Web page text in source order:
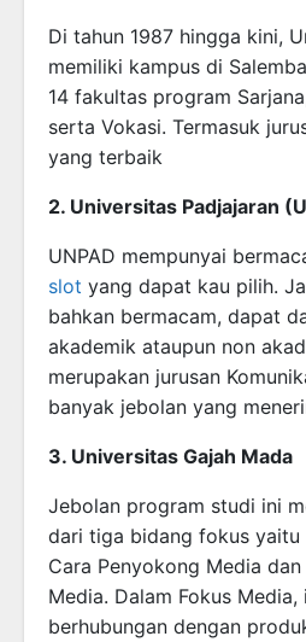
Di tahun 1987 hingga kini,
memiliki kampus di
14 fakultas program
serta Vokasi. Termasuk
yang terbaik
2. Universitas Padjajaran
UNPAD mempunyai
slot yang dapat kau pilih.
bahkan bermacam, dapat
akademik ataupun non
merupakan jurusan
banyak jebolan yang
3. Universitas Gajah Mada
Jebolan program studi ini
dari tiga bidang fokus yaitu
Cara Penyokong Media
Media. Dalam Fokus
berhubungan dengan